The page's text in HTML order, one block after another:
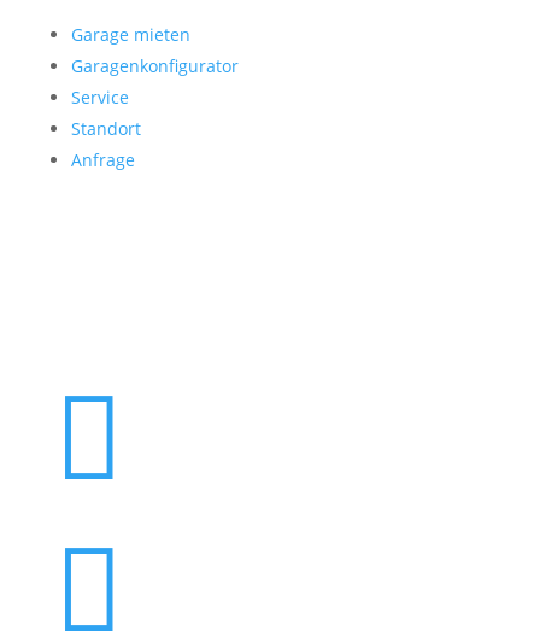
Garage mieten
Garagenkonfigurator
Service
Standort
Anfrage

